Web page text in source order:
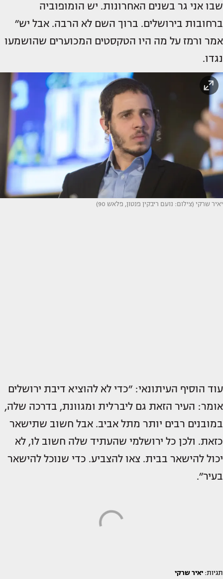
שבו אני גר בשנים האחרונות. יש הומופוביה
ברחובות בירושלים. ברוך השם לא הרבה. אבל יש״
אמר ורמז על מה היו הטקסטים המכוערים שהושמעו
נגדו.
יאיר שרקי (צילום: נועם ריבקין פנטון, פלאש 90)
עוד הוסיף העיתונאי: ״כדי לא להוציא דיבת ירושלים
אומר: העיר הזאת גם ליברלית ומגוונת, בדרכה שלה,
במובנים רבים יותר מתל אביב. אבל חשוב שתישאר
כזאת. ולכן כל ירושלמי שהעתיד שלה חשוב לו, לא
יכול להישאר בבית. צאו להצביע. כדי שנוכל להישאר
בעיר״.
תגיות: יאיר שרקי